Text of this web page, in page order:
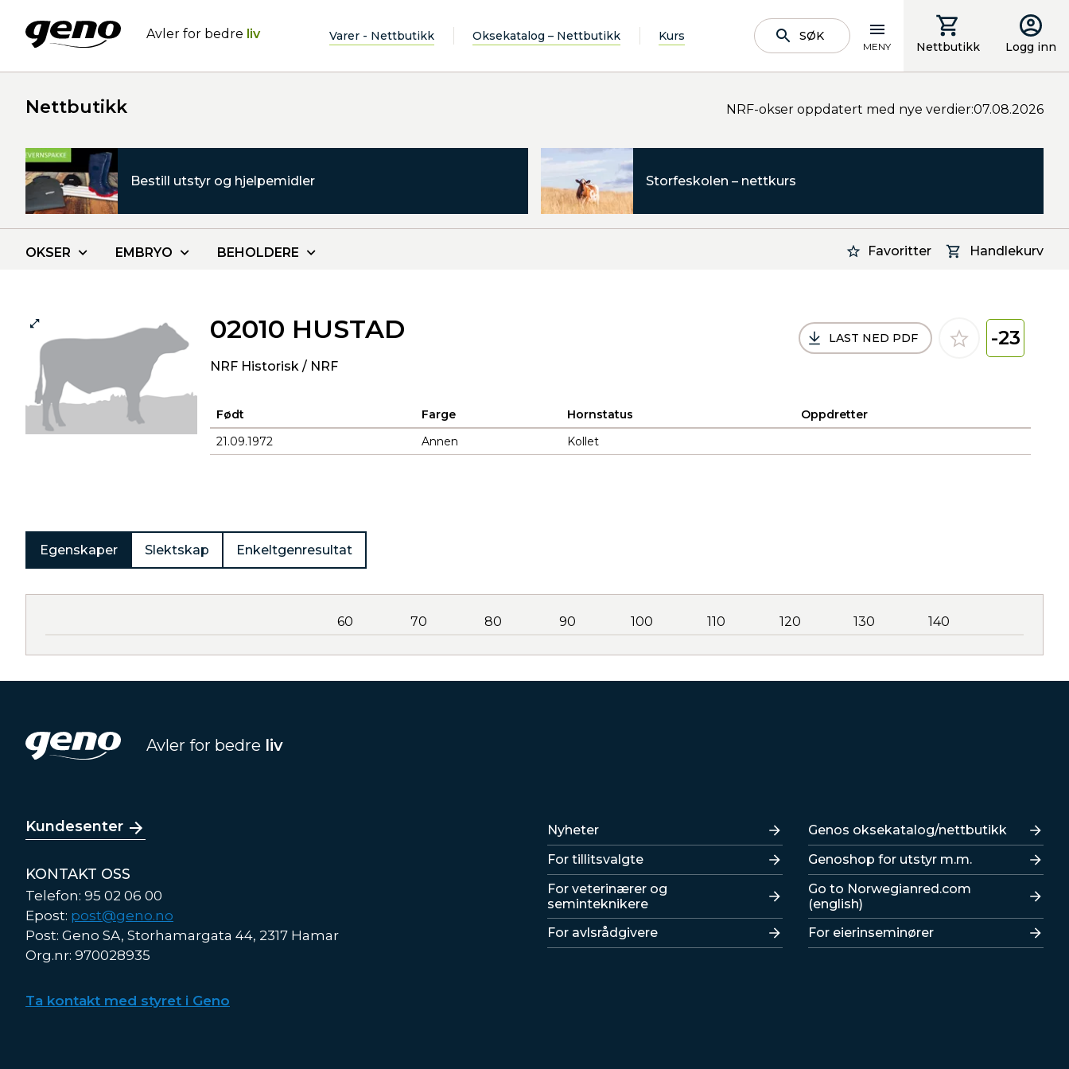
Avler for bedre liv Varer - Nettbutikk Oksekatalog – Nettbutikk Kurs SØK
MENY Nettbutikk Logg inn
Nettbutikk NRF-okser oppdatert med nye verdier:07.08.2026
Bestill utstyr og hjelpemidler Storfeskolen – nettkurs
Favoritter Handlekurv
OKSER EMBRYO BEHOLDERE
02010 HUSTAD
NRF Historisk / NRF
LAST NED PDF -23
Født Farge Hornstatus
Oppdretter
21.09.1972
Annen Kollet
Egenskaper Slektskap Enkeltgenresultat
60 70 80 90 100 110 120 130 140
Avler for bedre liv
Kundesenter
KONTAKT OSS
Telefon: 95 02 06 00
Epost: post@geno.no
Post: Geno SA, Storhamargata 44, 2317 Hamar
Org.nr: 970028935
Ta kontakt med styret i Geno
Lenker
Nyheter
For tillitsvalgte
For veterinærer og
seminteknikere
For avlsrådgivere
Lenker
Genos oksekatalog/nettbutikk
Genoshop for utstyr m.m.
Go to Norwegianred.com
(english)
For eierinseminører